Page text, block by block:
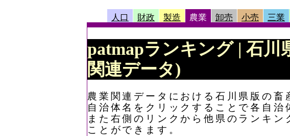
人口 財政 製造 農業 卸売 小売 三業
patmapランキング | 石川
関連データ)
農業関連データにおける石川県版の
自治体名をクリックすることで各自治
また右側のリンクから他県のランキ
ことができます。